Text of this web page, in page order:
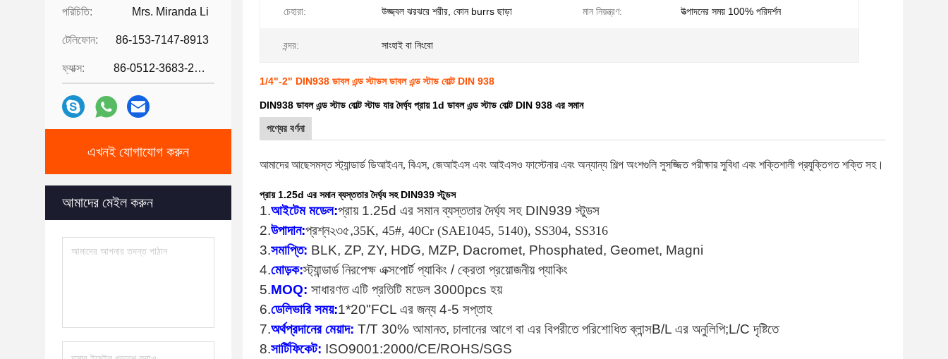
পরিচিতি: Mrs. Miranda Li
টেলিফোন: 86-153-7147-8913
ফ্যাক্স: 86-0512-3683-2631
এখনই যোগাযোগ করুন
আমাদের মেইল ​​করুন
চেহারা: উজ্জ্বল ঝরঝরে শরীর, কোন burrs ছাড়া মান নিয়ন্ত্রণ: উত্পাদনের সময় 100% পরিদর্শন
বন্দর: সাংহাই বা নিংবো
1/4"-2" DIN938 ডাবল এন্ড স্টাডস ডাবল এন্ড স্টাড বোল্ট DIN 938
DIN938 ডাবল এন্ড স্টাড বোল্ট স্টাড যার দৈর্ঘ্য প্রায় 1d ডাবল এন্ড স্টাড বোল্ট DIN 938 এর সমান
পণ্যের বর্ণনা
আমাদের আছেসমস্ত স্ট্যান্ডার্ড ডিআইএন, বিএস, জেআইএস এবং আইএসও ফাস্টেনার এবং অন্যান্য শিল্প অংশগুলি সুসজ্জিত পরীক্ষার সুবিধা এবং শক্তিশালী প্রযুক্তিগত শক্তি সহ।
প্রায় 1.25d এর সমান ব্যস্ততার দৈর্ঘ্য সহ DIN939 স্টুডস
1.আইটেম মডেল:প্রায় 1.25d এর সমান ব্যস্ততার দৈর্ঘ্য সহ DIN939 স্টুডস
2.উপাদান:প্রশ্ন২৩৫,35K, 45#, 40Cr (SAE1045, 5140), SS304, SS316
3.সমাপ্তি: BLK, ZP, ZY, HDG, MZP, Dacromet, Phosphated, Geomet, Magni
4.মোড়ক:স্ট্যান্ডার্ড নিরপেক্ষ এক্সপোর্ট প্যাকিং / ক্রেতা প্রয়োজনীয় প্যাকিং
5.MOQ: সাধারণত এটি প্রতিটি মডেল 3000pcs হয়
6.ডেলিভারি সময়:1*20"FCL এর জন্য 4-5 সপ্তাহ
7.অর্থপ্রদানের মেয়াদ: T/T 30% আমানত, চালানের আগে বা এর বিপরীতে পরিশোধিত ব্লান্সB/L এর অনুলিপি;L/C দৃষ্টিতে
8.সার্টিফিকেট: ISO9001:2000/CE/ROHS/SGS